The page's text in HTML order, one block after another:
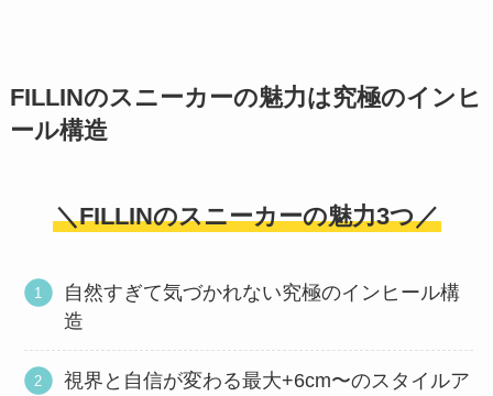
FILLINのスニーカーの魅力は究極のインヒ
ール構造
＼FILLINのスニーカーの魅力3つ／
自然すぎて気づかれない究極のインヒール構
造
視界と自信が変わる最大+6cm〜のスタイルア